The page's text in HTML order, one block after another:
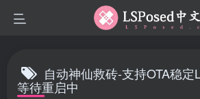
自动神仙救砖-支持OTA稳
等待重启中